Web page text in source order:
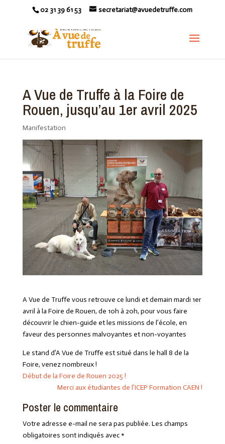
02 31 39 61 53 secretariat@avuedetruffe.com
A Vue de Truffe à la Foire de
Rouen, jusqu’au 1er avril 2025
Manifestation
A Vue de Truffe vous retrouve ce lundi et demain mardi 1er
avril à la Foire de Rouen, de 10h à 20h, pour vous faire
découvrir le chien-guide et les missions de l’école, en
faveur des personnes malvoyantes et non-voyantes
Le stand d’A Vue de Truffe est situé dans le hall 8 de la
Foire, venez nombreux !
Début de la Foire de Rouen 2025 !
Merci aux étudiantes de l’ICEP Formation CAEN !
Poster le commentaire
Votre adresse e-mail ne sera pas publiée. Les champs
obligatoires sont indiqués avec *